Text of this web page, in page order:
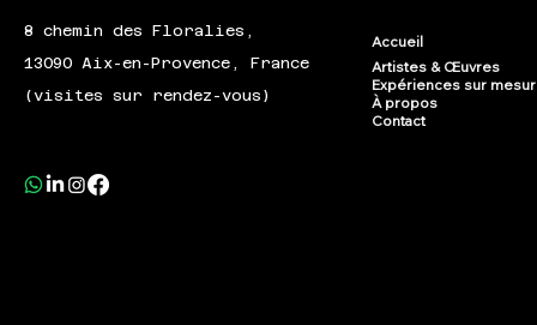
8 chemin des Floralies,
13090 Aix-en-Provence, France
(visites sur rendez-vous)
Accueil
Artistes & Œuvres
Expériences sur
À propos
Contact